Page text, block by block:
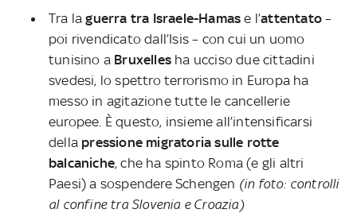
Tra la guerra tra Israele-Hamas e l’attentato –
poi rivendicato dall’Isis – con cui un uomo
tunisino a Bruxelles ha ucciso due cittadini
svedesi, lo spettro terrorismo in Europa ha
messo in agitazione tutte le cancellerie
europee. È questo, insieme all’intensificarsi
della pressione migratoria sulle rotte
balcaniche, che ha spinto Roma (e gli altri
Paesi) a sospendere Schengen (in foto: controlli
al confine tra Slovenia e Croazia)